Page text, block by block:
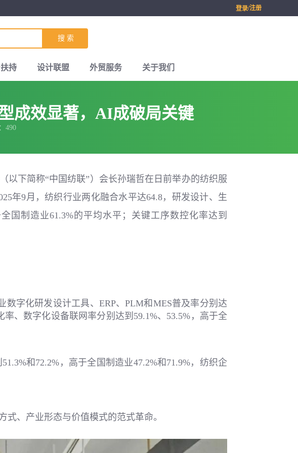
登录/注册
搜 索
持 设计联盟 外贸服务 关于我们
成效显著，AI成破局关键
490
以下简称“中国纺联”）会长孙瑞哲在日前举办的纺织服
年9月，纺织行业两化融合水平达64.8，研发设计、生
国制造业61.3%的平均水平；关键工序数控化率达到
字化研发设计工具、ERP、PLM和MES普及率分别达
、数字化设备联网率分别达到59.1%、53.5%，高于全
和72.2%，高于全国制造业47.2%和71.9%，纺织企
、产业形态与价值模式的范式革命。